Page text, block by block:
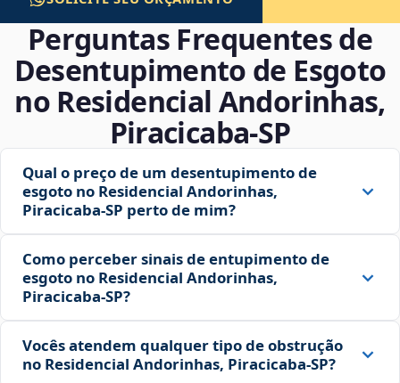
Perguntas Frequentes de
Desentupimento de Esgoto
no Residencial Andorinhas,
Piracicaba‑SP
Qual o preço de um desentupimento de
esgoto no Residencial Andorinhas,
Piracicaba‑SP perto de mim?
Como perceber sinais de entupimento de
esgoto no Residencial Andorinhas,
Piracicaba‑SP?
Vocês atendem qualquer tipo de obstrução
no Residencial Andorinhas, Piracicaba‑SP?